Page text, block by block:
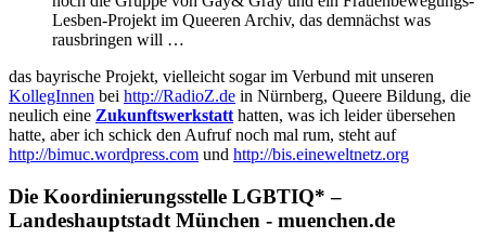
Lesben-Projekt im Queeren Archiv, das demnächst was
rausbringen will …
das bayrische Projekt, vielleicht sogar im Verbund mit unseren
KollegInnen bei http://RadioZ.de in Nürnberg, Queere Bildung, die
neulich eine Zukunftswerkstatt hatten, was ich leider übersehen
hatte, aber ich schick den Aufruf noch mal rum, steht auf
http://bimuc.wordpress.com und http://bis.eineweltnetz.org
Die Koordinierungsstelle LGBTIQ* –
Landeshauptstadt München - muenchen.de